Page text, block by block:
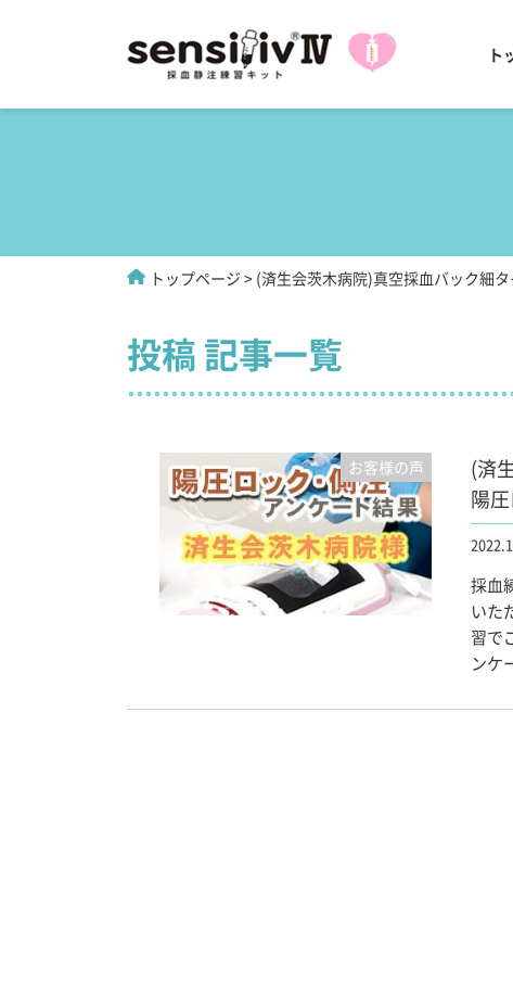
ト
トップページ (済生会茨木病院)真空採血バック細
投稿 記事一覧
お客様の声
(済
陽
採血
いた
習で
ンケ